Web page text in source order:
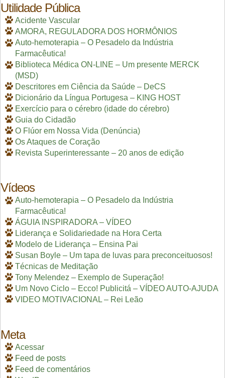
Utilidade Pública
Acidente Vascular
AMORA, REGULADORA DOS HORMÔNIOS
Auto-hemoterapia – O Pesadelo da Indústria
Farmacêutica!
Biblioteca Médica ON-LINE – Um presente MERCK
(MSD)
Descritores em Ciência da Saúde – DeCS
Dicionário da Língua Portugesa – KING HOST
Exercício para o cérebro (idade do cérebro)
Guia do Cidadão
O Flúor em Nossa Vida (Denúncia)
Os Ataques de Coração
Revista Superinteressante – 20 anos de edição
Vídeos
Auto-hemoterapia – O Pesadelo da Indústria
Farmacêutica!
ÁGUIA INSPIRADORA – VÍDEO
Liderança e Solidariedade na Hora Certa
Modelo de Liderança – Ensina Pai
Susan Boyle – Um tapa de luvas para preconceituosos!
Técnicas de Meditação
Tony Melendez – Exemplo de Superação!
Um Novo Ciclo – Ecco! Publicitá – VÍDEO AUTO-AJUDA
VIDEO MOTIVACIONAL – Rei Leão
Meta
Acessar
Feed de posts
Feed de comentários